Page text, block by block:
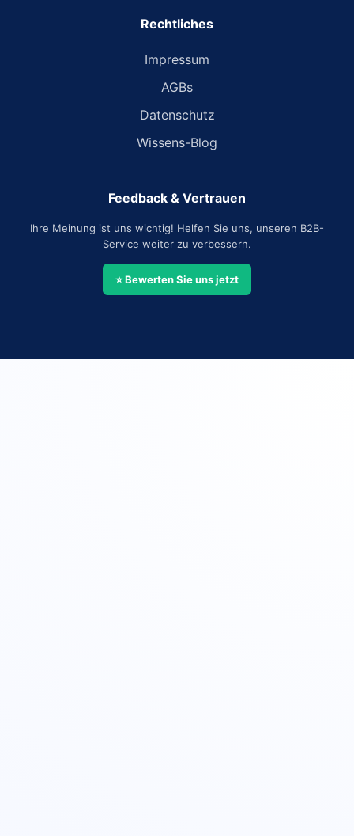
Rechtliches
Impressum
AGBs
Datenschutz
Wissens-Blog
Feedback & Vertrauen
Ihre Meinung ist uns wichtig! Helfen Sie uns, unseren B2B-
Service weiter zu verbessern.
⭐ Bewerten Sie uns jetzt